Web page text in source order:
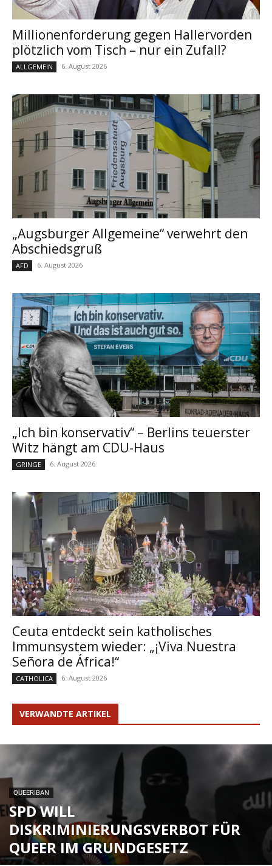
Millionenforderung gegen Hallervorden
plötzlich vom Tisch – nur ein Zufall?
ALLGEMEIN 6. August 2026
„Augsburger Allgemeine“ verwehrt den
Abschiedsgruß
AFD 6. August 2026
„Ich bin konservativ“ – Berlins teuerster
Witz hängt am CDU-Haus
GRINGE 6. August 2026
Ceuta entdeckt sein katholisches
Immunsystem wieder: „¡Viva Nuestra
Señora de África!“
CATHOLICA 6. August 2026
VERWANDTE ARTIKEL
QUEERIBAN
SPD WILL
DISKRIMINIERUNGSVERBOT FÜR
QUEER IM GRUNDGESETZ